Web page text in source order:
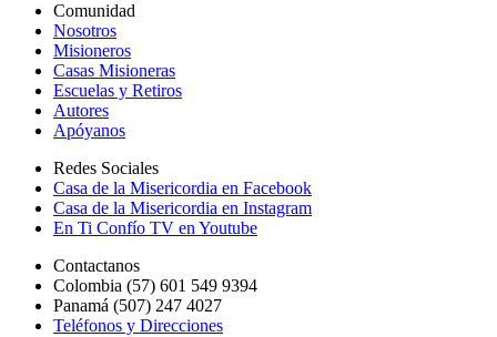
Comunidad
Nosotros
Misioneros
Casas Misioneras
Escuelas y Retiros
Autores
Apóyanos
Redes Sociales
Casa de la Misericordia en Facebook
Casa de la Misericordia en Instagram
En Ti Confío TV en Youtube
Contactanos
Colombia (57) 601 549 9394
Panamá (507) 247 4027
Teléfonos y Direcciones